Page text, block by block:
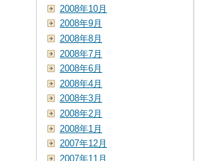
2008年10月
2008年9月
2008年8月
2008年7月
2008年6月
2008年4月
2008年3月
2008年2月
2008年1月
2007年12月
2007年11月